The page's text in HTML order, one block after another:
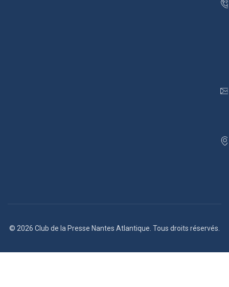
© 2026 Club de la Presse Nantes Atlantique. Tous droits réservés.